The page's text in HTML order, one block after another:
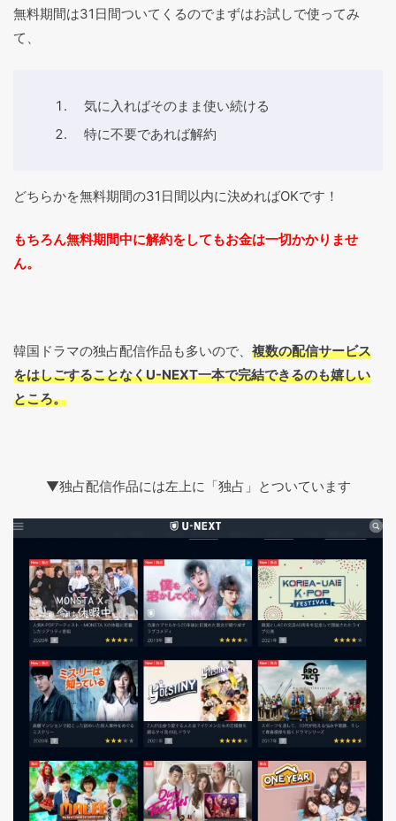
無料期間は31日間ついてくるのでまずはお試しで使ってみ
て、
気に入ればそのまま使い続ける
特に不要であれば解約
どちらかを無料期間の31日間以内に決めればOKです！
もちろん無料期間中に解約をしてもお金は一切かかりませ
ん。
韓国ドラマの独占配信作品も多いので、 複数の配信サービス
をはしごすることなくU-NEXT一本で完結できるのも嬉しい
ところ。
▼独占配信作品には左上に「独占」とついています